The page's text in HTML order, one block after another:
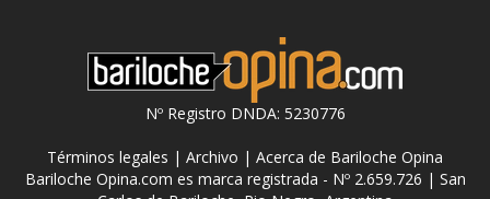
Nº Registro DNDA: 5230776
Términos legales | Archivo | Acerca de Bariloche Opina
Bariloche Opina.com es marca registrada - Nº 2.659.726 | San